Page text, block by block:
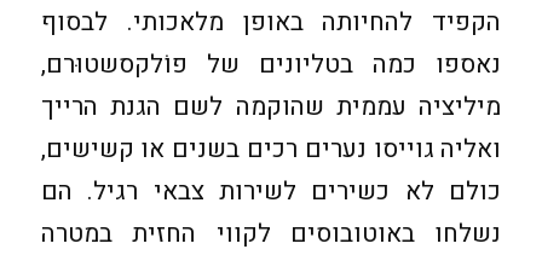
הקפיד להחיותה באופן מלאכותי. לבסוף
נאספו כמה בטליונים של פוֹלקסשטוּרם,
מיליציה עממית שהוקמה לשם הגנת הרייך
ואליה גוייסו נערים רכים בשנים או קשישים,
כולם לא כשירים לשירות צבאי רגיל. הם
נשלחו באוטובוסים לקווי החזית במטרה